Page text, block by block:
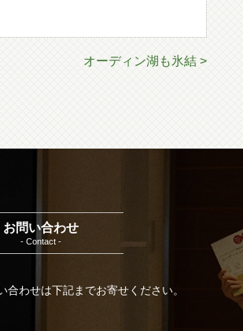
オーディン湖も氷結 >
お問い合わせ
- Contact -
合わせは下記までお寄せください。